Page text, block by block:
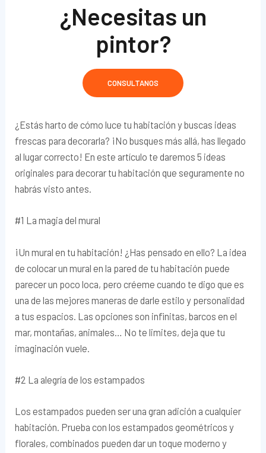
¿Necesitas un
pintor?
CONSULTANOS
¿Estás harto de cómo luce tu habitación y buscas ideas
frescas para decorarla? ¡No busques más allá, has llegado
al lugar correcto! En este artículo te daremos 5 ideas
originales para decorar tu habitación que seguramente no
habrás visto antes.
#1 La magia del mural
¡Un mural en tu habitación! ¿Has pensado en ello? La idea
de colocar un mural en la pared de tu habitación puede
parecer un poco loca, pero créeme cuando te digo que es
una de las mejores maneras de darle estilo y personalidad
a tus espacios. Las opciones son infinitas, barcos en el
mar, montañas, animales… No te limites, deja que tu
imaginación vuele.
#2 La alegría de los estampados
Los estampados pueden ser una gran adición a cualquier
habitación. Prueba con los estampados geométricos y
florales, combinados pueden dar un toque moderno y